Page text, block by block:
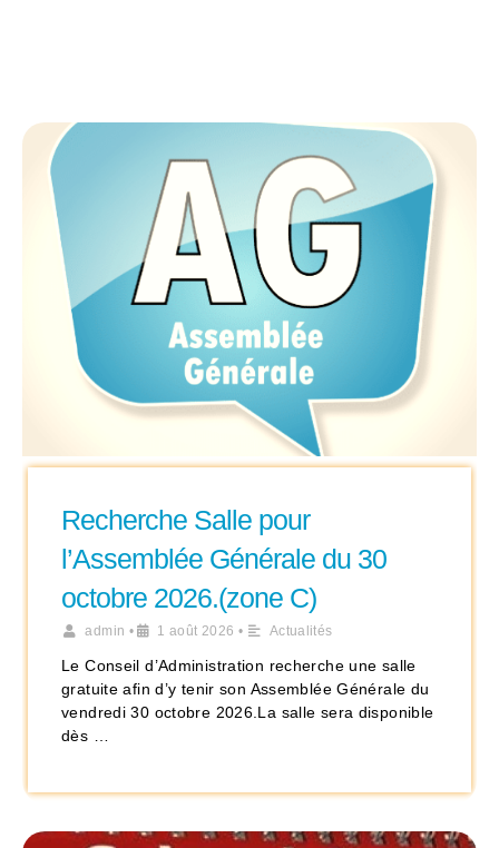
Recherche Salle pour
l’Assemblée Générale du 30
octobre 2026.(zone C)
admin • 1 août 2026 • Actualités
Le Conseil d’Administration recherche une salle
gratuite afin d’y tenir son Assemblée Générale du
vendredi 30 octobre 2026.La salle sera disponible
dès …